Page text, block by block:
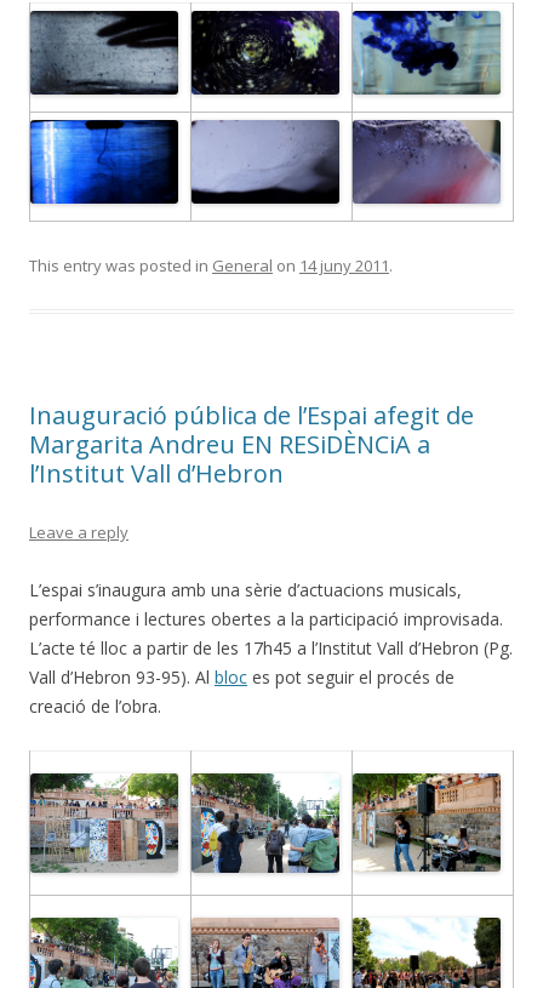
This entry was posted in General on 14 juny 2011.
Inauguració pública de l’Espai afegit de
Margarita Andreu EN RESiDÈNCiA a
l’Institut Vall d’Hebron
Leave a reply
L’espai s’inaugura amb una sèrie d’actuacions musicals,
performance i lectures obertes a la participació improvisada.
L’acte té lloc a partir de les 17h45 a l’Institut Vall d’Hebron (Pg.
Vall d’Hebron 93-95). Al bloc es pot seguir el procés de
creació de l’obra.